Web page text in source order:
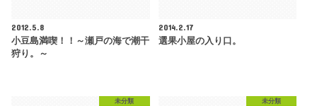
2012.5.8
小豆島満喫！！～瀬戸の海で潮干
狩り。～
2014.2.17
選果小屋の入り口。
未分類 未分類